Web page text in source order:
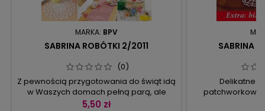
MARKA: BPV
SABRINA ROBÓTKI 2/2011
(0)
Z pewnością przygotowania do świąt idą
w Waszych domach pełną parą, ale
wkrótce walentynki, należy pomyśleć o
5,50 zł
SABRINA
Delikatne
patchworkowe